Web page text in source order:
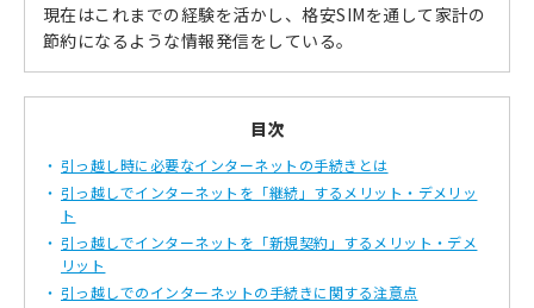
現在はこれまでの経験を活かし、格安SIMを通して家計の
節約になるような情報発信をしている。
目次
引っ越し時に必要なインターネットの手続きとは
引っ越しでインターネットを「継続」するメリット・デメリッ
ト
引っ越しでインターネットを「新規契約」するメリット・デメ
リット
引っ越しでのインターネットの手続きに関する注意点